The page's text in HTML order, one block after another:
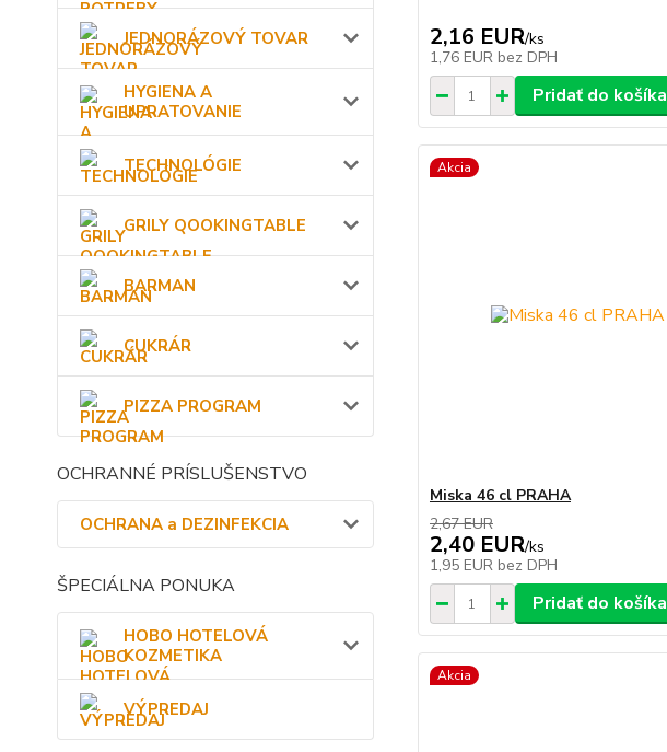
JEDNORÁZOVÝ TOVAR
HYGIENA A
UPRATOVANIE
TECHNOLÓGIE
GRILY QOOKINGTABLE
BARMAN
CUKRÁR
PIZZA PROGRAM
OCHRANNÉ PRÍSLUŠENSTVO
OCHRANA a DEZINFEKCIA
ŠPECIÁLNA PONUKA
HOBO HOTELOVÁ
KOZMETIKA
VÝPREDAJ
2,16 EUR/ks
1,76 EUR bez DPH
Pridať do košíka
Akcia
Miska 46 cl PRAHA
2,67 EUR
2,40 EUR/ks
1,95 EUR bez DPH
Pridať do košíka
Akcia